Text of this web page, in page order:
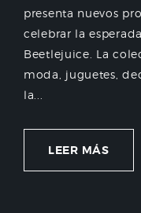
presenta nuevos
celebrar la
Beetlejuice. La
moda, juguetes,
la...
LEER MÁS